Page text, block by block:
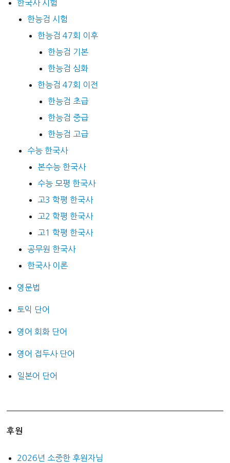
한국사 시험
한능검 시험
한능검 47회 이후
한능검 기본
한능검 심화
한능검 47회 이전
한능검 초급
한능검 중급
한능검 고급
수능 한국사
본수능 한국사
수능 모평 한국사
고3 학평 한국사
고2 학평 한국사
고1 학평 한국사
공무원 한국사
한국사 이론
영문법
토익 단어
영어 회화 단어
영어 접두사 단어
일본어 단어
후원
2026년 소중한 후원자님